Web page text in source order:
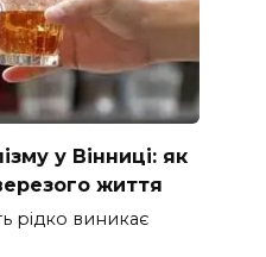
у Вінниці: як
життя
рідко виникає